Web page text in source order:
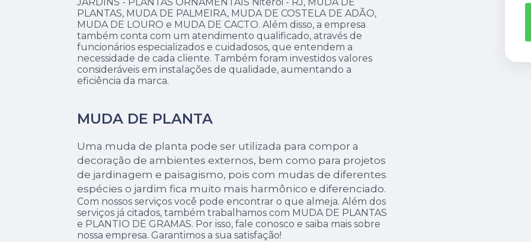
JARDINS - PLANTAS ORNAMENTAIS Niterói - RJ, MUDA DE
PLANTAS, MUDA DE PALMEIRA, MUDA DE COSTELA DE ADÃO,
MUDA DE LOURO e MUDA DE CACTO. Além disso, a empresa
também conta com um atendimento qualificado, através de
funcionários especializados e cuidadosos, que entendem a
necessidade de cada cliente. Também foram investidos valores
consideráveis em instalações de qualidade, aumentando a
eficiência da marca.
MUDA DE PLANTA
Uma muda de planta pode ser utilizada para compor a
decoração de ambientes externos, bem como para projetos
de jardinagem e paisagismo, pois com mudas de diferentes
espécies o jardim fica muito mais harmônico e diferenciado.
Com nossos serviços você pode encontrar o que almeja. Além dos
serviços já citados, também trabalhamos com MUDA DE PLANTAS
e PLANTIO DE GRAMAS. Por isso, fale conosco e saiba mais sobre
nossa empresa. Garantimos a sua satisfação!